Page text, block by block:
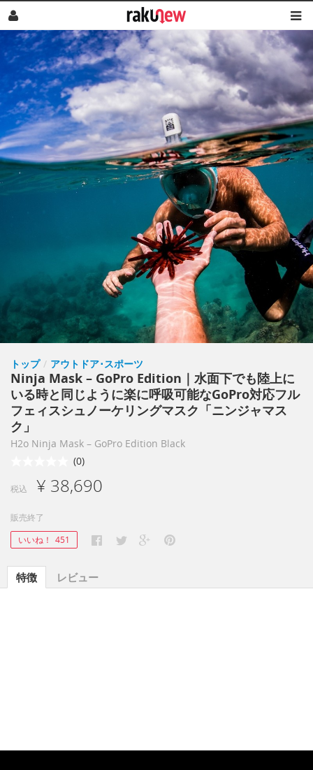
トップ / アウトドア･スポーツ
Ninja Mask – GoPro Edition｜水面下でも陸上に
いる時と同じように楽に呼吸可能なGoPro対応フル
フェィスシュノーケリングマスク「ニンジャマス
ク」
H2o Ninja Mask – GoPro Edition Black
(0)
税込 ¥ 38,690
販売終了
いいね！ 451
特徴 レビュー